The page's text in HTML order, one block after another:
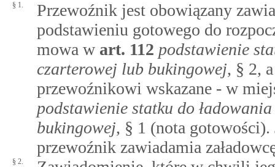
§ 1.
Przewoźnik jest obowiązany
podstawieniu gotowego do
mowa w art. 112 podstawienie
czarterowej lub bukingowej, § 2,
przewoźnikowi wskazane - w
podstawienie statku do
bukingowej, § 1 (nota gotowości).
przewoźnik zawiadamia
§ 2.